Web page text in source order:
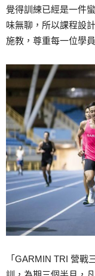
覺得訓練已經是一件
味無聊，所以課程設
施教，尊重每一位學員
「GARMIN TRI 營